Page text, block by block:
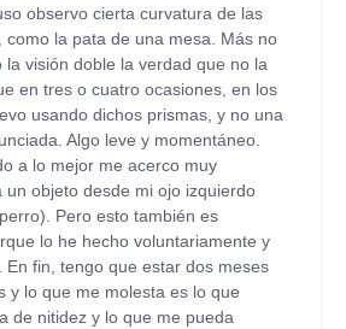
observo cierta curvatura de las
como la pata de una mesa. Más no
la visión doble la verdad que no la
en tres o cuatro ocasiones, en los
usando dichos prismas, y no una
Algo leve y momentáneo.
a lo mejor me acerco muy
un objeto desde mi ojo izquierdo
Pero esto también es
lo he hecho voluntariamente y
En fin, tengo que estar dos meses
y lo que me molesta es lo que
de nitidez y lo que me pueda